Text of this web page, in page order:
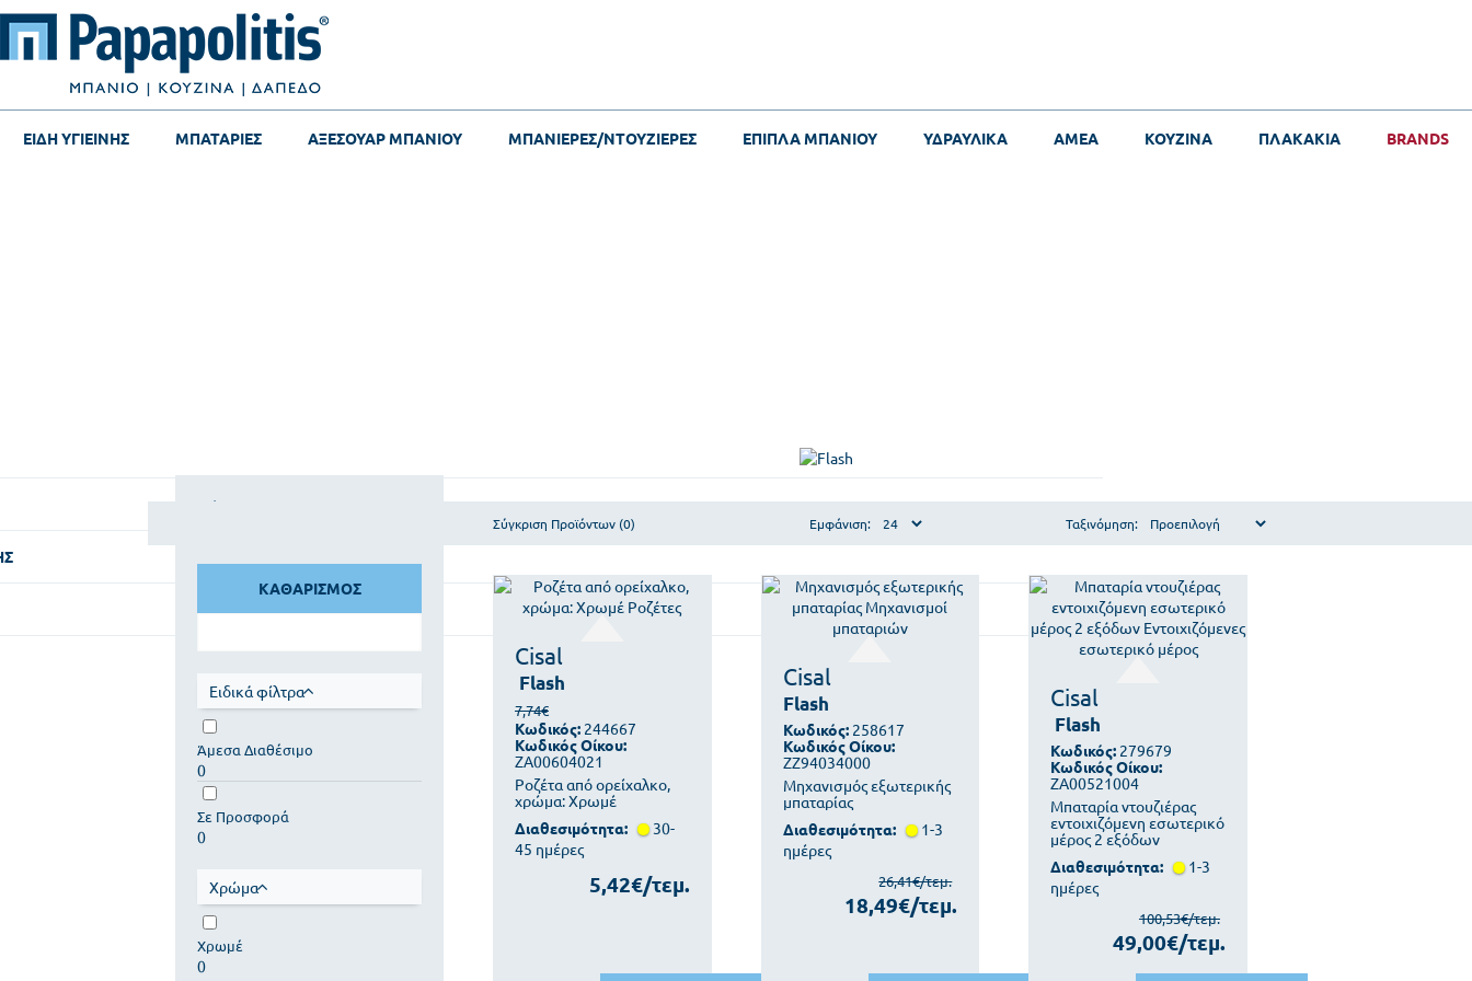
ΕΙΔΗ ΥΓΙΕΙΝΗΣ ΜΠΑΤΑΡΙΕΣ ΑΞΕΣΟΥΑΡ ΜΠΑΝΙΟΥ ΜΠΑΝΙΕΡΕΣ/ΝΤΟΥΖΙΕΡΕΣ ΕΠΙΠΛΑ ΜΠΑΝΙΟΥ ΥΔΡΑΥΛΙΚΑ ΑΜΕΑ ΚΟΥΖΙΝΑ ΠΛΑΚΑΚΙΑ BRANDS
Φίλτρα
ΚΑΘΑΡΙΣΜΟΣ
Ειδικά φίλτρα
Άμεσα Διαθέσιμο
0
Σε Προσφορά
0
Χρώμα
Χρωμέ
0
Σύγκριση Προϊόντων (0) Εμφάνιση: Ταξινόμηση:
Cisal
Flash
Ροζέτα από ορείχαλκο,
χρώμα: Χρωμέ
7,74€
Κωδικός: 244667
Κωδικός Οίκου:
ZA00604021
Διαθεσιμότητα:
30-
45 ημέρες
5,42€/τεμ.
Cisal
Flash
Μηχανισμός εξωτερικής
μπαταρίας
Κωδικός:258617
Κωδικός Οίκου:
ZZ94034000
Διαθεσιμότητα:
1-3
ημέρες
26,41€/τεμ.
18,49€/τεμ.
Cisal
Flash
Μπαταρία ντουζιέρας
εντοιχιζόμενη εσωτερικό
μέρος 2 εξόδων
Κωδικός: 279679
Κωδικός Οίκου:
ZA00521004
Διαθεσιμότητα:
1-3
ημέρες
100,53€/τεμ.
49,00€/τεμ.